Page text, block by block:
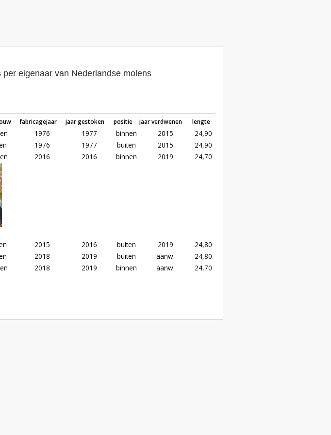
eigenaar van Nederlandse molens
fabricagejaar jaar gestoken positie jaar verdwenen lengte
1976 1977 binnen 2015
24,90
1976 1977 buiten 2015
24,90
2016 2016 binnen 2019 24,70
2015 2016 buiten 2019
24,80
2018 2019 buiten aanw.
24,80
2018 2019 binnen aanw. 24,70